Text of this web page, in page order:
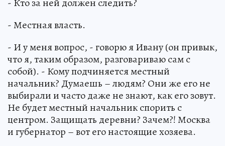
- Кто за ней должен следить?
- Местная власть.
- И у меня вопрос, - говорю я Ивану (он привык,
что я, таким образом, разговариваю сам с
собой). - Кому подчиняется местный
начальник? Думаешь – людям? Они же его не
выбирали и часто даже не знают, как его зовут.
Не будет местный начальник спорить с
центром. Защищать деревни? Зачем?! Москва
и губернатор – вот его настоящие хозяева.